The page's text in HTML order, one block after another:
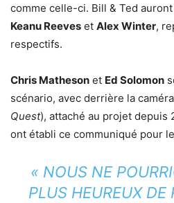
comme celle-ci. Bill & Ted
Keanu Reeves et Alex Winter,
respectifs.
Chris Matheson et Ed Solomon
scénario, avec derrière la caméra
Quest), attaché au projet depuis
ont établi ce communiqué pour
« NOUS NE
PLUS HEUREUX DE